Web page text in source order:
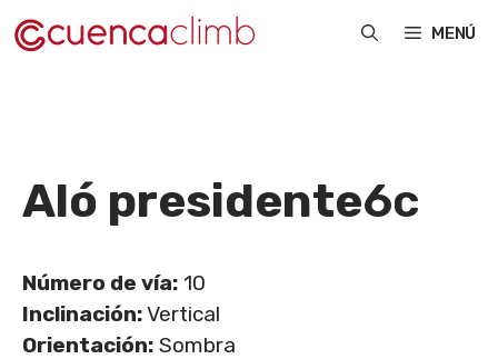
Saltar
al
MENÚ
Aló presidente6c
Número de vía: 10
Inclinación:Vertical
Orientación: Sombra